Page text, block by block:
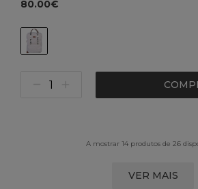
80.00€
A mostrar 14 produtos de 26
VER MAIS